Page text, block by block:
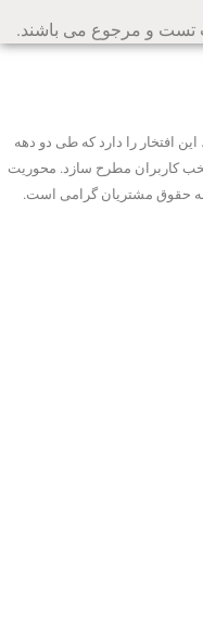
تست و مرجوع می باشند.
افتخار را دارد که طی دو دهه
کاربران مطرح سازد. محوریت
حقوق مشتریان گرامی است.